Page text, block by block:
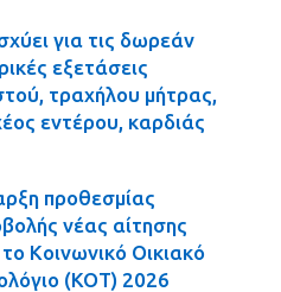
για τις δωρεάν
εξετάσεις
τραχήλου μήτρας,
εντέρου, καρδιάς
προθεσμίας
νέας αίτησης
το Κοινωνικό Οικιακό
(ΚΟΤ) 2026